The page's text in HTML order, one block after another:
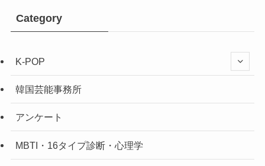
Category
K-POP
韓国芸能事務所
アンケート
MBTI・16タイプ診断・心理学